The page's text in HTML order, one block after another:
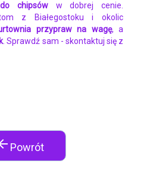
chipsów w dobrej cenie.
z Białegostoku i okolic
przypraw na wagę, a
. Sprawdź sam - skontaktuj się z
Powrót